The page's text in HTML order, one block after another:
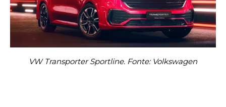
VW Transporter Sportline. Fonte: Volkswagen